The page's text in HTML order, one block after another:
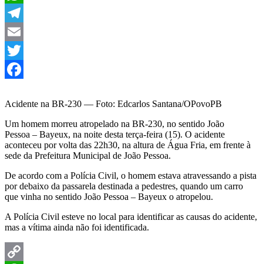
Link
WhatsApp
Telegram
Email
Twitter
Acidente na BR-230 — Foto: Edcarlos Santana/OPovoPB
Um homem morreu atropelado na BR-230, no sentido João
Pessoa – Bayeux, na noite desta terça-feira (15). O acidente
aconteceu por volta das 22h30, na altura de Água Fria, em frente à
sede da Prefeitura Municipal de João Pessoa.
De acordo com a Polícia Civil, o homem estava atravessando a pista
por debaixo da passarela destinada a pedestres, quando um carro
que vinha no sentido João Pessoa – Bayeux o atropelou.
A Polícia Civil esteve no local para identificar as causas do acidente,
mas a vítima ainda não foi identificada.